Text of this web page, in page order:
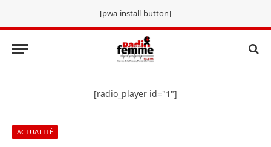
[pwa-install-button]
[radio_player id="1"]
ACTUALITÉ